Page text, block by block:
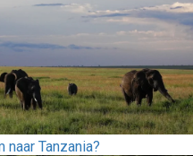
naar Tanzania?